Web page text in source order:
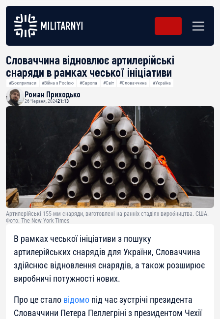
Словаччина відновлює артилерійські
снаряди в рамках чеської ініціативи
#Боєприпаси #Війна з Росією #Європа #Світ #Словаччина #Україна
Роман Приходько
26 Червня, 202421:13
Артилерійські 155-мм снаряди, виготовлені на ранніх стадіях виробництва. США.
Фото: The New York Times
В рамках чеської ініціативи з пошуку
артилерійських снарядів для України, Словаччина
здійснює відновлення снарядів, а також розширює
виробничі потужності нових.
Про це стало відомо під час зустрічі президента
Словаччини Петера Пеллегріні з президентом Чехії